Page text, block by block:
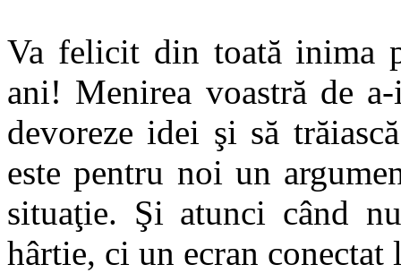
Va felicit din toată inima
ani! Menirea voastră de
devoreze idei şi să
este pentru noi un
situaţie. Şi atunci când
hârtie, ci un ecran